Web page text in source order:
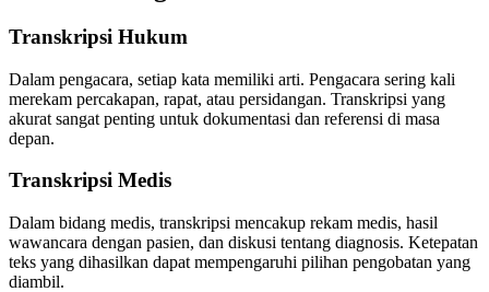
Transkripsi Hukum
Dalam pengacara, setiap kata memiliki arti. Pengacara sering kali
merekam percakapan, rapat, atau persidangan. Transkripsi yang
akurat sangat penting untuk dokumentasi dan referensi di masa
depan.
Transkripsi Medis
Dalam bidang medis, transkripsi mencakup rekam medis, hasil
wawancara dengan pasien, dan diskusi tentang diagnosis. Ketepatan
teks yang dihasilkan dapat mempengaruhi pilihan pengobatan yang
diambil.